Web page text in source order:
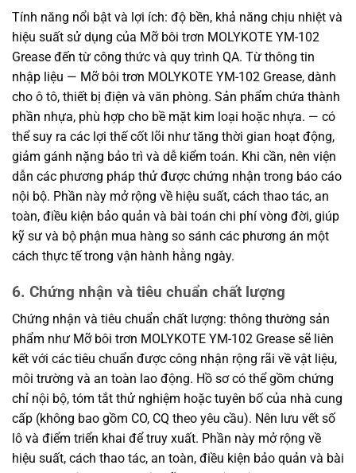
Tính năng nổi bật và lợi ích: độ bền, khả năng chịu nhiệt và
hiệu suất sử dụng của Mỡ bôi trơn MOLYKOTE YM-102
Grease đến từ công thức và quy trình QA. Từ thông tin
nhập liệu — Mỡ bôi trơn MOLYKOTE YM-102 Grease, dành
cho ô tô, thiết bị điện và văn phòng. Sản phẩm chứa thành
phần nhựa, phù hợp cho bề mặt kim loại hoặc nhựa. — có
thể suy ra các lợi thế cốt lõi như tăng thời gian hoạt động,
giảm gánh nặng bảo trì và dễ kiểm toán. Khi cần, nên viện
dẫn các phương pháp thử được chứng nhận trong báo cáo
nội bộ. Phần này mở rộng về hiệu suất, cách thao tác, an
toàn, điều kiện bảo quản và bài toán chi phí vòng đời, giúp
kỹ sư và bộ phận mua hàng so sánh các phương án một
cách thực tế trong vận hành hằng ngày.
6. Chứng nhận và tiêu chuẩn chất lượng
Chứng nhận và tiêu chuẩn chất lượng: thông thường sản
phẩm như Mỡ bôi trơn MOLYKOTE YM-102 Grease sẽ liên
kết với các tiêu chuẩn được công nhận rộng rãi về vật liệu,
môi trường và an toàn lao động. Hồ sơ có thể gồm chứng
chỉ nội bộ, tóm tắt thử nghiệm hoặc tuyên bố của nhà cung
cấp (không bao gồm CO, CQ theo yêu cầu). Nên lưu vết số
lô và điểm triển khai để truy xuất. Phần này mở rộng về
hiệu suất, cách thao tác, an toàn, điều kiện bảo quản và bài